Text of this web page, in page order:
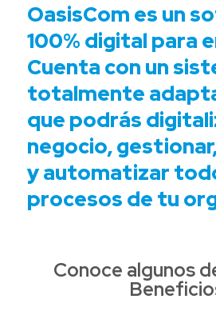
OasisCom es un
100% digital para
Cuenta con un
totalmente
que podrás
negocio,
y automatizar
procesos de tu
Conoce algunos